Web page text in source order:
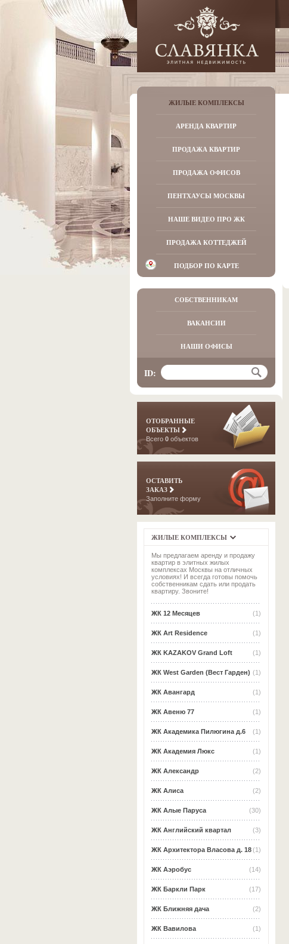
ЖИЛЫЕ КОМПЛЕКСЫ
АРЕНДА КВАРТИР
ПРОДАЖА КВАРТИР
ПРОДАЖА ОФИСОВ
ПЕНТХАУСЫ МОСКВЫ
НАШЕ ВИДЕО ПРО ЖК
ПРОДАЖА КОТТЕДЖЕЙ
ПОДБОР ПО КАРТЕ
СОБСТВЕННИКАМ
ВАКАНСИИ
НАШИ ОФИСЫ
ID:
ОТОБРАННЫЕ
ОБЪЕКТЫ
Всего 0 объектов
ОСТАВИТЬ
ЗАКАЗ
Заполните форму
ЖИЛЫЕ КОМПЛЕКСЫ
Мы предлагаем аренду и продажу
квартир в элитных жилых
комплексах Москвы на отличных
условиях! И всегда готовы помочь
собственникам сдать или продать
квартиру. Звоните!
(1)
ЖК 12 Месяцев
(1)
ЖК Art Residence
(1)
ЖК KAZAKOV Grand Loft
(1)
ЖК West Garden (Вест Гарден)
(1)
ЖК Авангард
(1)
ЖК Авеню 77
(1)
ЖК Академика Пилюгина д.6
(1)
ЖК Академия Люкс
(2)
ЖК Александр
(2)
ЖК Алиса
(30)
ЖК Алые Паруса
(3)
ЖК Английский квартал
(1)
ЖК Архитектора Власова д. 18
(14)
ЖК Аэробус
(17)
ЖК Баркли Парк
(2)
ЖК Ближняя дача
(1)
ЖК Вавилова